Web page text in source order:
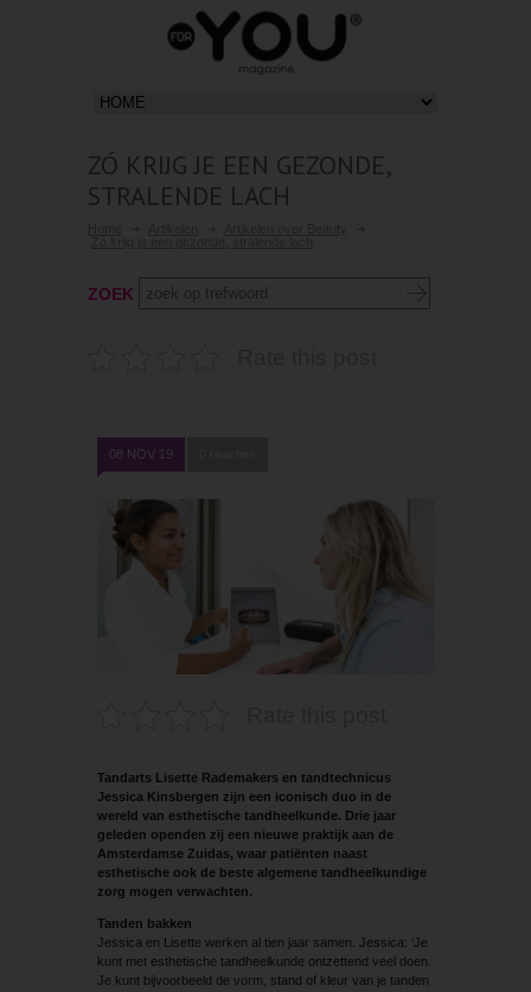
ZÓ KRIJG JE EEN GEZONDE,
STRALENDE LACH
ZOEK
08 NOV 19
Tandarts Lisette Rademakers en tandtechnicus
Jessica Kinsbergen zijn een iconisch duo in de
wereld van esthetische tandheelkunde. Drie jaar
geleden openden zij een nieuwe praktijk aan de
Amsterdamse Zuidas, waar patiënten naast
esthetische ook de beste algemene tandheelkundige
zorg mogen verwachten.
Tanden bakken
Jessica en Lisette werken al tien jaar samen. Jessica: ‘Je
kunt met esthetische tandheelkunde ontzettend veel doen.
Je kunt bijvoorbeeld de vorm, stand of kleur van je tanden